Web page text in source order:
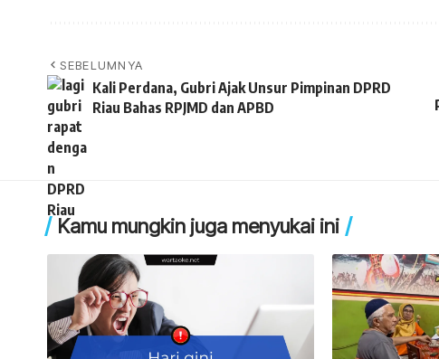
SEBELUMNYA
Kali Perdana, Gubri Ajak Unsur Pimpinan DPRD
Riau Bahas RPJMD dan APBD
Kamu mungkin juga menyukai ini